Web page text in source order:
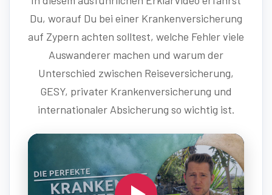
Du, worauf Du bei einer Krankenversicherung
auf Zypern achten solltest, welche Fehler viele
Auswanderer machen und warum der
Unterschied zwischen Reiseversicherung,
GESY, privater Krankenversicherung und
internationaler Absicherung so wichtig ist.